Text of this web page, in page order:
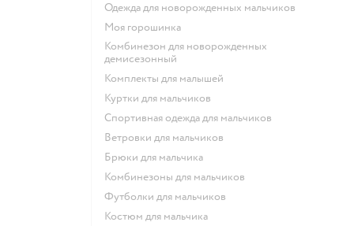
Одежда для новорожденных мальчиков
Моя горошинка
Комбинезон для новорожденных
демисезонный
Комплекты для малышей
Куртки для мальчиков
Спортивная одежда для мальчиков
Ветровки для мальчиков
Брюки для мальчика
Комбинезоны для мальчиков
Футболки для мальчиков
Костюм для мальчика